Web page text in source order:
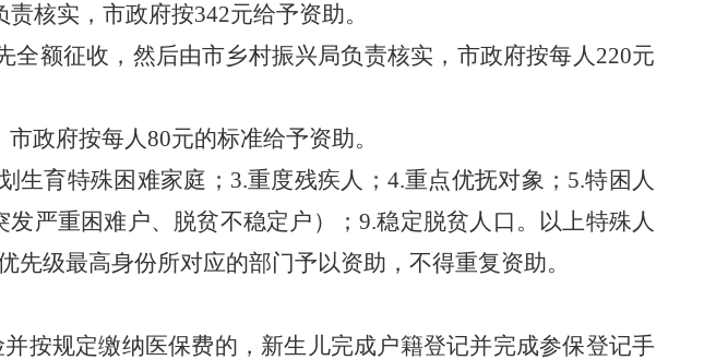
责核实，市政府按342元给予资助。
全额征收，然后由市乡村振兴局负责核实，市政府按每人220元
市政府按每人80元的标准给予资助。
生育特殊困难家庭 ； 3.重度残疾人 ； 4.重点优抚对象 ； 5.特困人
发严重困难户、脱贫不稳定户 ）； 9.稳定脱贫人口 。以上特殊人
级最高身份所对应的部门予以资助，不得重复资助。
按规定缴纳医保费的，新生儿完成户籍登记并完成参保登记手